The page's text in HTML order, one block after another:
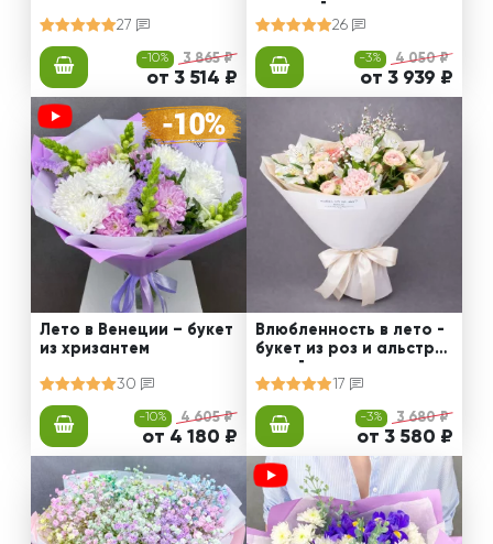
27
-10% 3 865 ₽
от 3 514 ₽
ромерий и калл
26
-3% 4 050 ₽
от 3 939 ₽
Лето в Венеции – букет
из хризантем
30
-10% 4 605 ₽
от 4 180 ₽
Влюбленность в лето -
букет из роз и альстро
мерий
17
-3% 3 680 ₽
от 3 580 ₽